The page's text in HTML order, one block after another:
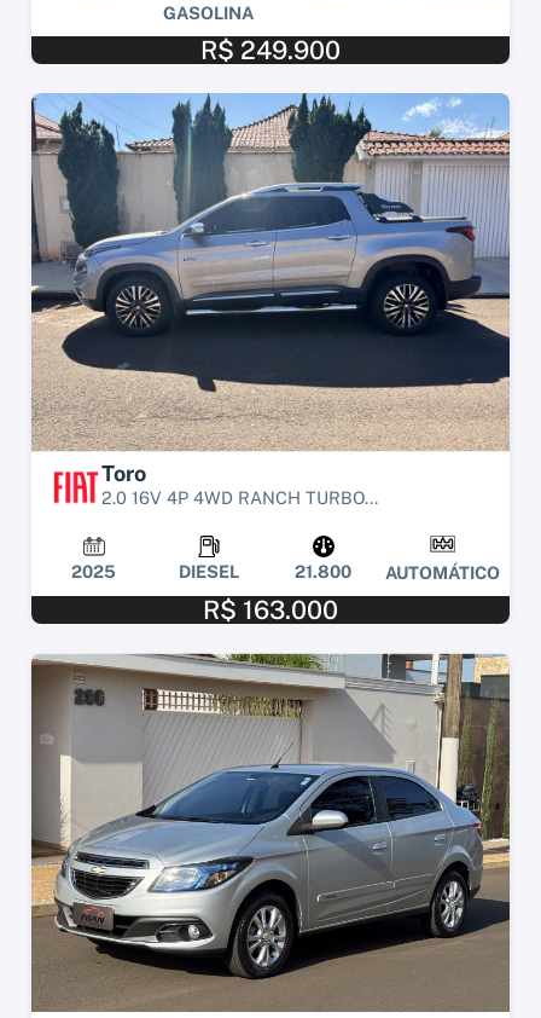
GASOLINA
R$ 249.900
Toro
2.0 16V 4P 4WD RANCH TURBO...
2025 DIESEL 21.800 AUTOMÁTICO
R$ 163.000